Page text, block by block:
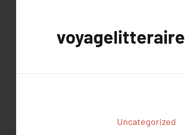
voyagelitteraire
Uncategorized